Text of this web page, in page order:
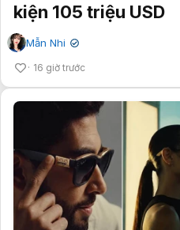
kiện 105 triệu USD
Mẫn Nhi ✔
16 giờ trước